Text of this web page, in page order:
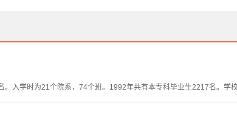
入学时为21个院系，74个班。1992年共有本专科毕业生2217名。学